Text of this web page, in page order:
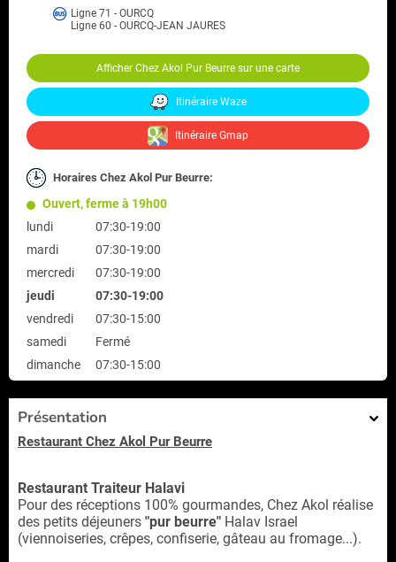
Ligne 71 - OURCQ
Ligne 60 - OURCQ-JEAN JAURES
Afficher Chez Akol Pur Beurre sur une carte
Itinéraire Waze
Itinéraire Gmap
Horaires Chez Akol Pur Beurre:
Ouvert, ferme à 19h00
lundi
07:30-19:00
mardi
07:30-19:00
mercredi
07:30-19:00
jeudi
07:30-19:00
vendredi
07:30-15:00
samedi
Fermé
dimanche
07:30-15:00
Présentation
Restaurant Chez Akol Pur Beurre
Restaurant Traiteur Halavi
Pour des réceptions 100% gourmandes, Chez Akol réalise
des petits déjeuners "pur beurre" Halav Israel
(viennoiseries, crêpes, confiserie, gâteau au fromage...).